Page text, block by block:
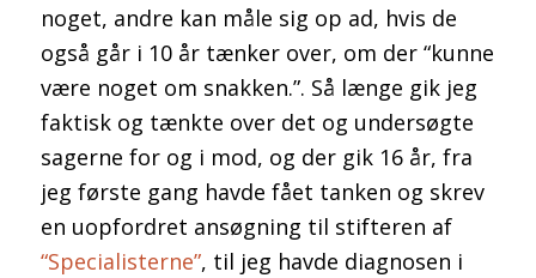
noget, andre kan måle sig op ad, hvis de
også går i 10 år tænker over, om der “kunne
være noget om snakken.”. Så længe gik jeg
faktisk og tænkte over det og undersøgte
sagerne for og i mod, og der gik 16 år, fra
jeg første gang havde fået tanken og skrev
en uopfordret ansøgning til stifteren af
“Specialisterne”, til jeg havde diagnosen i